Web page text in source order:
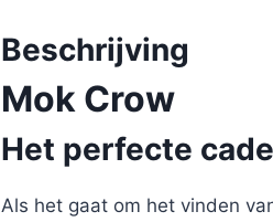
Beschrijving
Mok Crow
Het perfecte
Als het gaat om het vinden